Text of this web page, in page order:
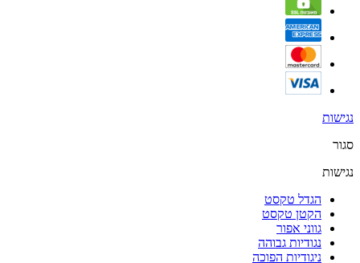
נגישות
סגור
נגישות
הגדל טקסט
הקטן טקסט
גווני אפור
נגודיות גבוהה
ניגודיות הפוכה